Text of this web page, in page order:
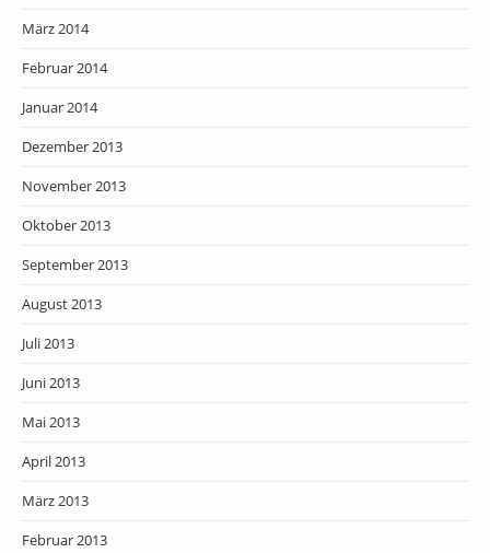
März 2014
Februar 2014
Januar 2014
Dezember 2013
November 2013
Oktober 2013
September 2013
August 2013
Juli 2013
Juni 2013
Mai 2013
April 2013
März 2013
Februar 2013